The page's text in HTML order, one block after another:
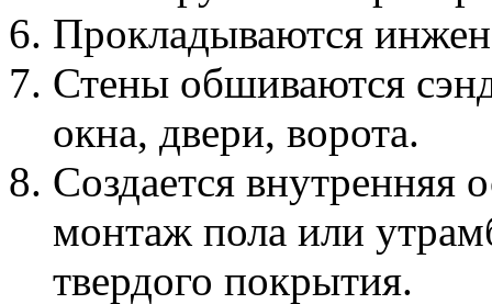
Прокладываются
Стены обшиваются
окна, двери, ворота.
Создается внутренняя
монтаж пола или
твердого покрытия.